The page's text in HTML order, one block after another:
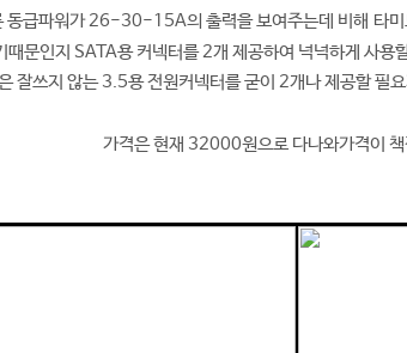
동급파워가 26-30-15A의 출력을 보여주는데 비해
때문인지 SATA용 커넥터를 2개 제공하여 넉넉하게 사
잘쓰지 않는 3.5용 전원커넥터를 굳이 2개나 제공할 필
가격은 현재 32000원으로 다나와가격이 책